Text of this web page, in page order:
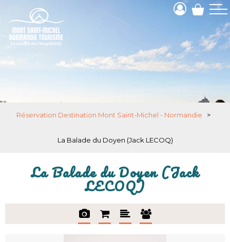
Réservation Destination Mont Saint-Michel - Normandie >
La Balade du Doyen (Jack LECOQ)
La Balade du Doyen (Jack
LECOQ)